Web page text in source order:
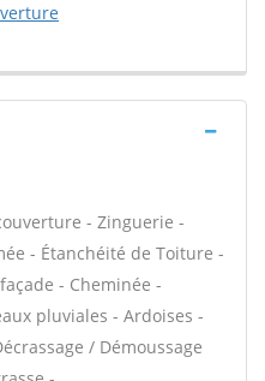
- Zinguerie -
- Étanchéité de Toiture -
- Cheminée -
pluviales - Ardoises -
/ Démoussage